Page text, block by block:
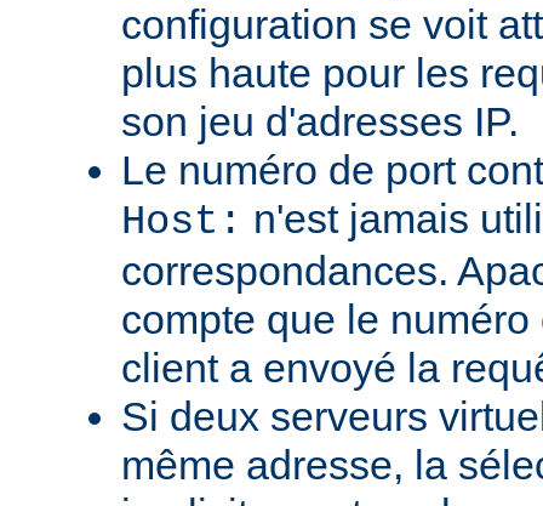
configuration se voit
plus haute pour les
son jeu d'adresses IP.
Le numéro de port
Host: n'est jamais
correspondances.
compte que le
client a envoyé la
Si deux serveurs
même adresse, la